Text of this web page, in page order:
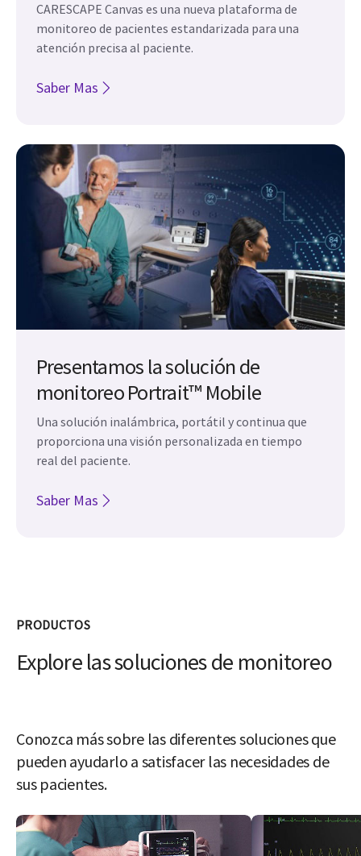
CARESCAPE Canvas es una nueva plataforma de
monitoreo de pacientes estandarizada para una
atención precisa al paciente.
Saber Mas
Presentamos la solución de
monitoreo Portrait™ Mobile
Una solución inalámbrica, portátil y continua que
proporciona una visión personalizada en tiempo
real del paciente.
Saber Mas
PRODUCTOS
Explore las soluciones de monitoreo
Conozca más sobre las diferentes soluciones que
pueden ayudarlo a satisfacer las necesidades de
sus pacientes.